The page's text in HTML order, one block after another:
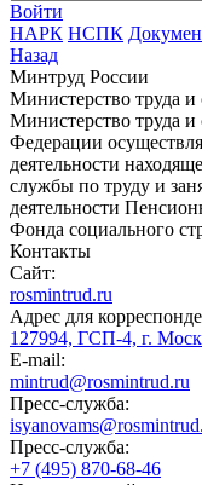
Войти
НАРК НСПК
Назад
Минтруд России
Министерство труда
Министерство труда
Федерации
деятельности
службы по труду и
деятельности
Фонда социального
Контакты
Сайт:
rosmintrud.ru
Адрес для
127994, ГСП-4, г.
E-mail:
mintrud@rosmintrud.ru
Пресс-служба:
Пресс-служба:
+7 (495) 870-68-46